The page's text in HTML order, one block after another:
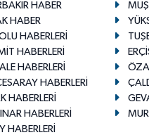
HABER
HABER
HABERLERİ
HABERLERİ
HABERLERİ
HABERLERİ
HABERLERİ
HABERLERİ
HABERLERİ